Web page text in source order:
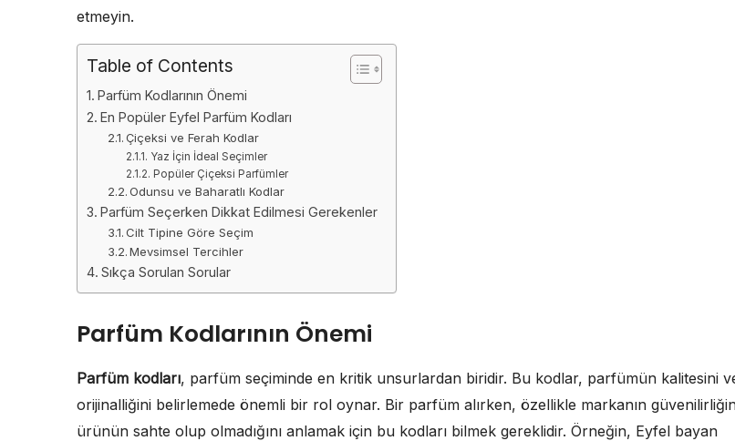
etmeyin.
Table of Contents
Parfüm Kodlarının Önemi
En Popüler Eyfel Parfüm Kodları
Çiçeksi ve Ferah Kodlar
Yaz İçin İdeal Seçimler
Popüler Çiçeksi Parfümler
Odunsu ve Baharatlı Kodlar
Parfüm Seçerken Dikkat Edilmesi Gerekenler
Cilt Tipine Göre Seçim
Mevsimsel Tercihler
Sıkça Sorulan Sorular
Parfüm Kodlarının Önemi
Parfüm kodları, parfüm seçiminde en kritik unsurlardan biridir. Bu kodlar, parfümün kalitesini
orijinalliğini belirlemede önemli bir rol oynar. Bir parfüm alırken, özellikle markanın
ürünün sahte olup olmadığını anlamak için bu kodları bilmek gereklidir. Örneğin, Eyfel bayan